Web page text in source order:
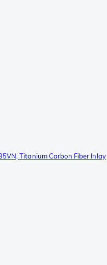
Titanium Carbon Fiber Inlay